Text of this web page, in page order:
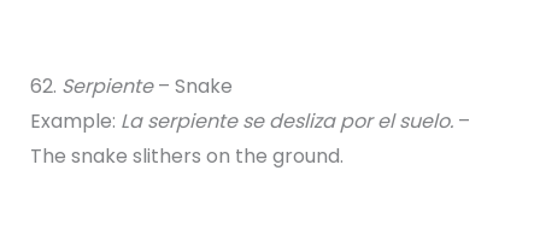
62. Serpiente– Snake
Example: La serpiente se desliza por el suelo.–
The snake slithers on the ground.